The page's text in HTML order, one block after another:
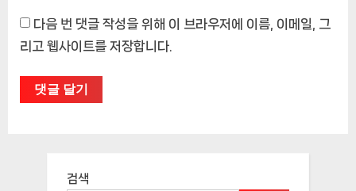
다음 번 댓글 작성을 위해 이 브라우저에 이름, 이메일, 그
리고 웹사이트를 저장합니다.
검색